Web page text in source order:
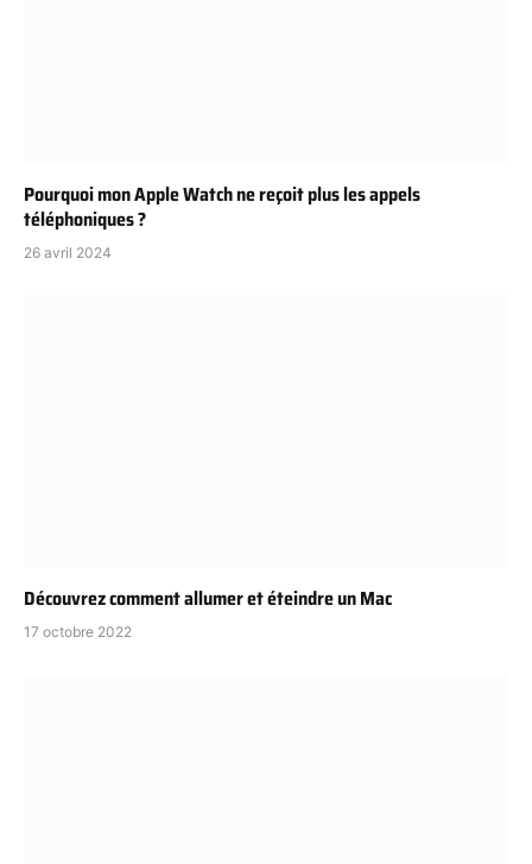
Pourquoi mon Apple Watch ne reçoit plus les appels
téléphoniques ?
26 avril 2024
Découvrez comment allumer et éteindre un Mac
17 octobre 2022